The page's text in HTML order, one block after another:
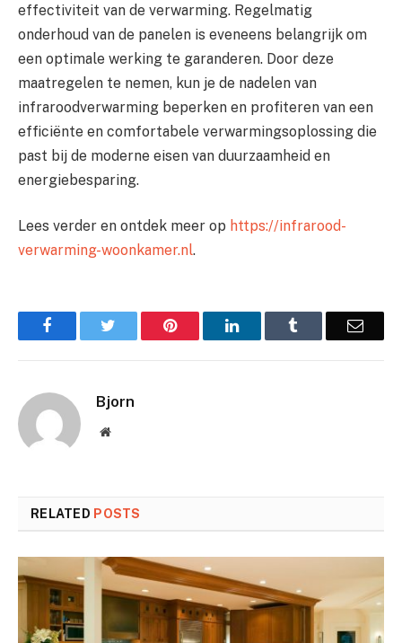
effectiviteit van de verwarming. Regelmatig
onderhoud van de panelen is eveneens belangrijk om
een optimale werking te garanderen. Door deze
maatregelen te nemen, kun je de nadelen van
infraroodverwarming beperken en profiteren van een
efficiënte en comfortabele verwarmingsoplossing die
past bij de moderne eisen van duurzaamheid en
energiebesparing.
Lees verder en ontdek meer op https://infrarood-
verwarming-woonkamer.nl.
Facebook Pinterest LinkedIn Email
Bjorn
Website
RELATED POSTS